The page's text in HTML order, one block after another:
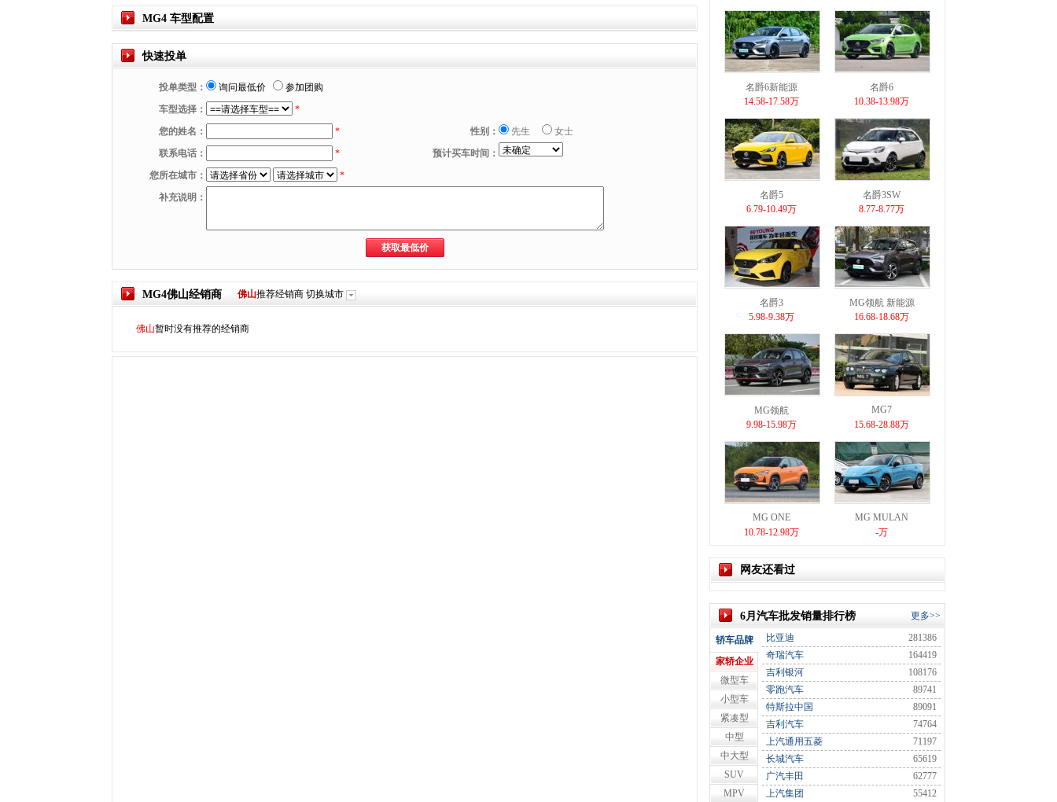
MG4 车型配置
快速投单
投单类型： 询问最低价
参加团购
车型选择：
*
您的姓名：
* 性别： 先生
女士
联系电话：
*
预计买车时间：
您所在城市：
*
补充说明：
MG4佛山经销商 佛山推荐经销商 切换城市
佛山暂时没有推荐的经销商
名爵6新能源
14.58-17.58万
名爵6
10.38-13.98万
名爵5
6.79-10.49万
名爵3SW
8.77-8.77万
名爵3
5.98-9.38万
MG领航 新能源
16.68-18.68万
MG领航
9.98-15.98万
MG7
15.68-28.88万
MG ONE
10.78-12.98万
MG MULAN
-万
网友还看过
6月汽车批发销量排行榜 更多>>
轿车品牌
家轿企业
微型车
小型车
紧凑型
中型
中大型
SUV
MPV
比亚迪
281386
奇瑞汽车
164419
吉利银河
108176
零跑汽车
89741
特斯拉中国
89091
吉利汽车
74764
上汽通用五菱
71197
长城汽车
65619
广汽丰田
62777
上汽集团
55412